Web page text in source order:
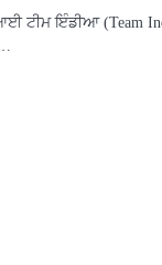
ਟੀਮ ਇੰਡੀਆ (Team